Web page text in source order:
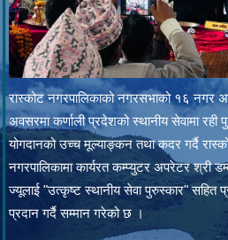
रास्कोट नगरपालिकाको नगरसभाको १६ नगर
अवसरमा कर्णाली प्रदेशको स्थानीय सेवामा रही
योगदानको उच्च मूल्याङ्कन तथा कदर गर्दै
नगरपालिकामा कार्यरत कम्प्युटर अपरेटर श्री
ज्यूलाई "उत्कृष्ट स्थानीय सेवा पुरुस्कार" सहित
प्रदान गर्दै सम्मान गरेको छ ।